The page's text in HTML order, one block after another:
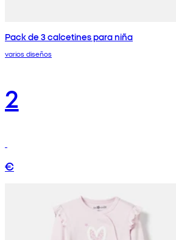
Pack de 3 calcetines para niña
varios diseños
2
€